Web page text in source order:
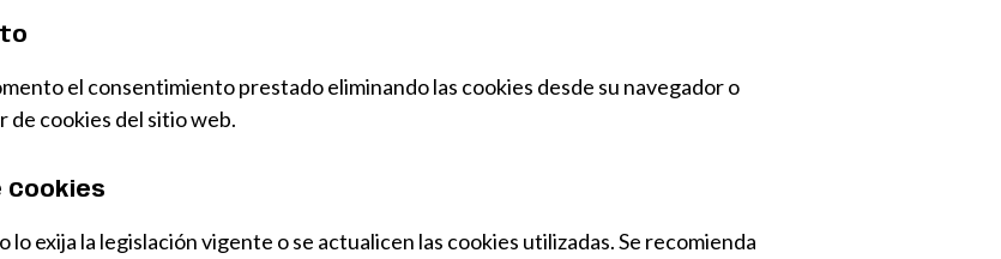
el consentimiento prestado eliminando las cookies desde su navegador o
de cookies del sitio web.
Cookies
exija la legislación vigente o se actualicen las cookies utilizadas. Se recomienda